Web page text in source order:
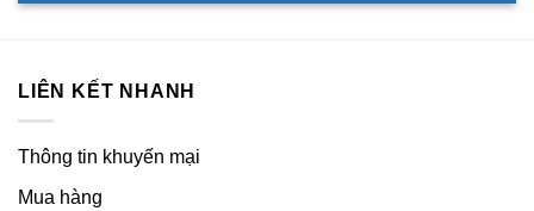
LIÊN KẾT NHANH
Thông tin khuyến mại
Mua hàng